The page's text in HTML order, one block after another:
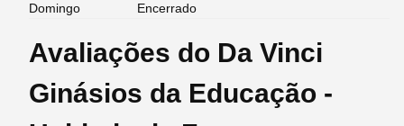
Domingo
Encerrado
Avaliações do Da Vinci
Ginásios da Educação -